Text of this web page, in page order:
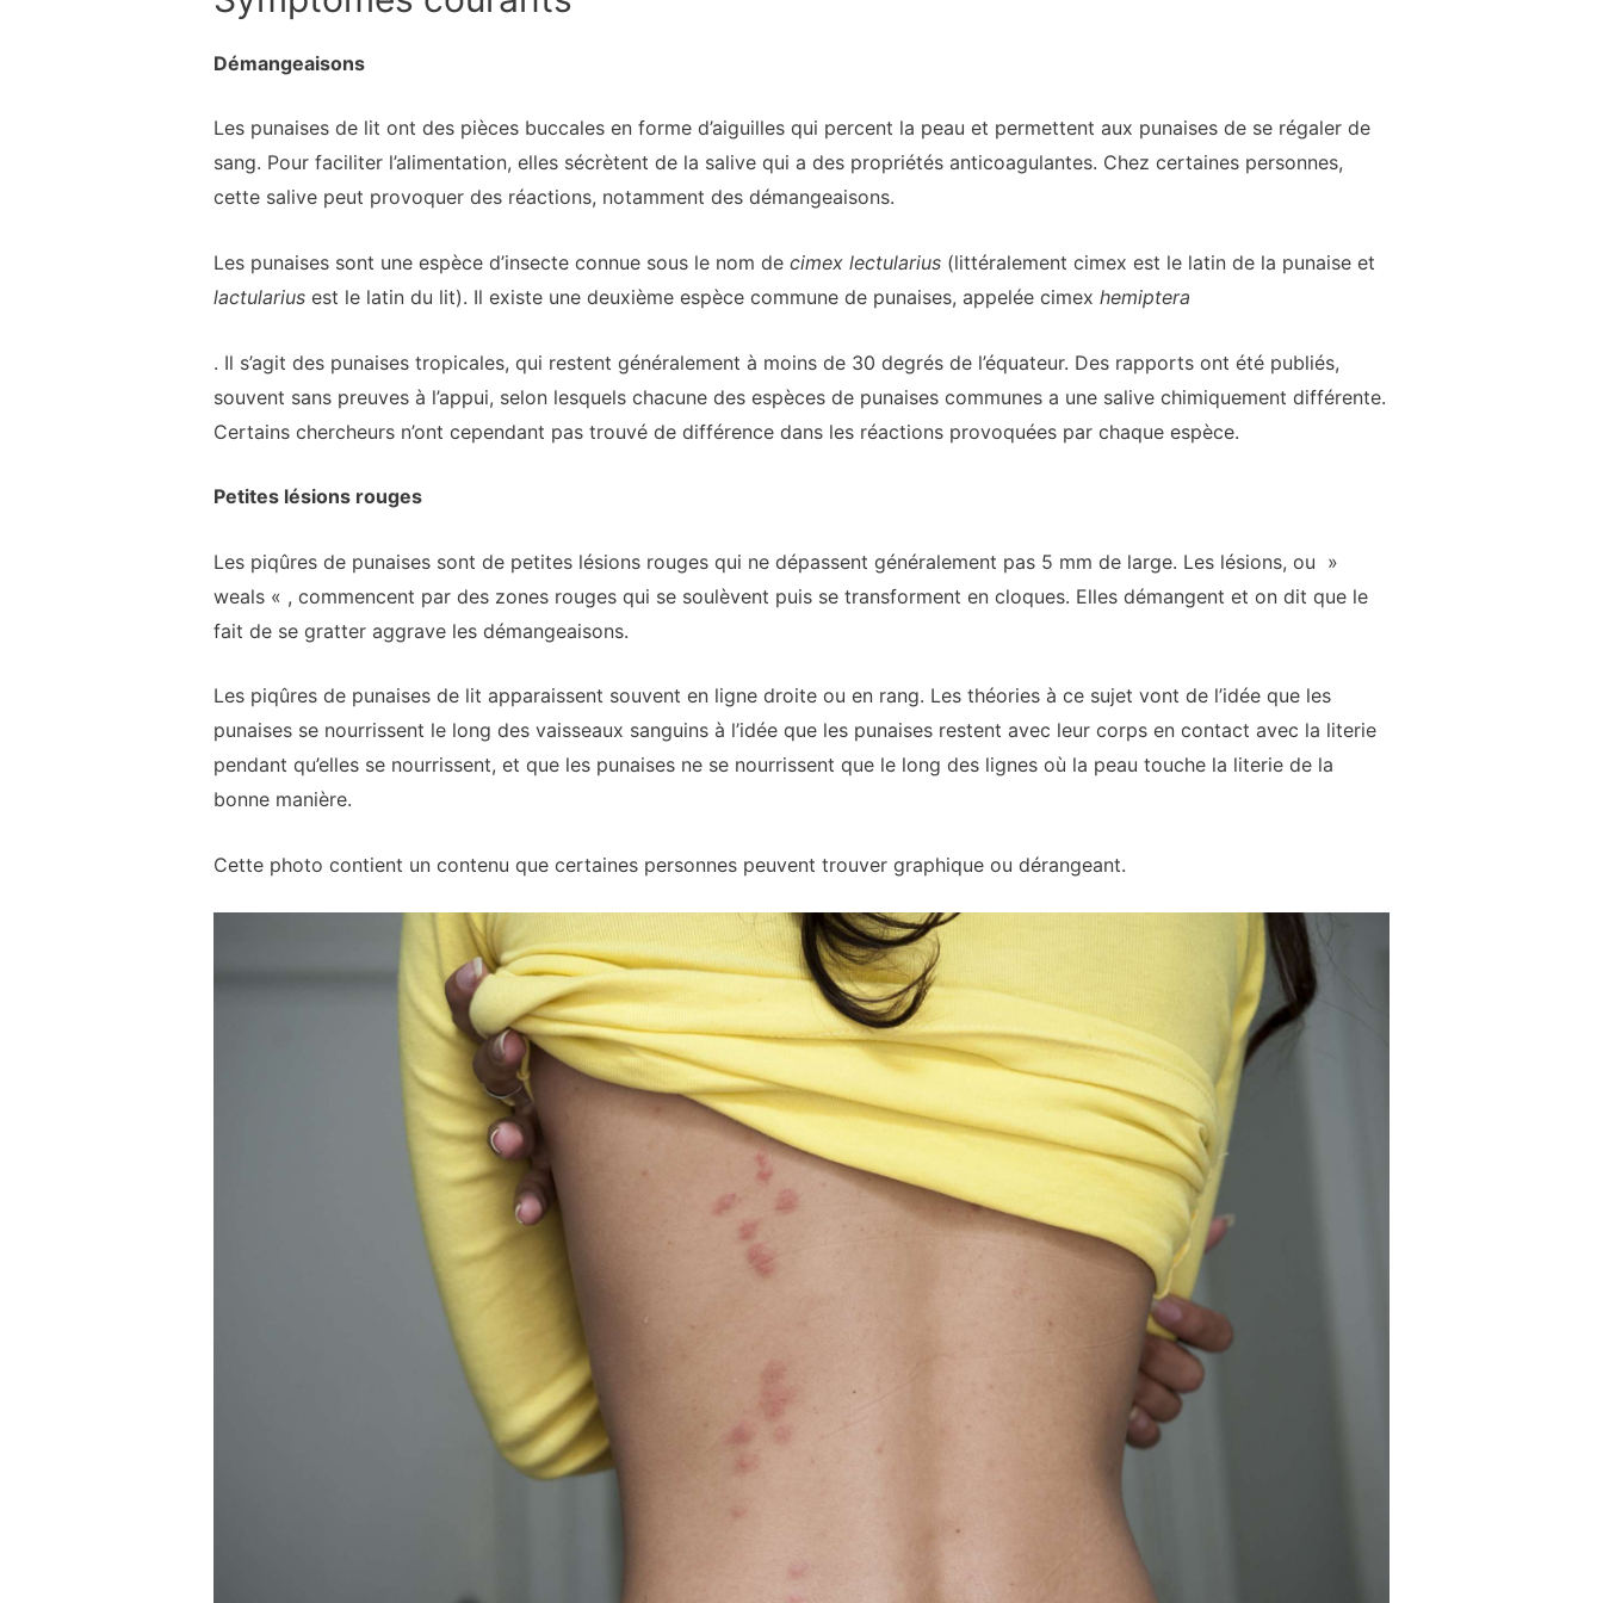
Démangeaisons
Les punaises de lit ont des pièces buccales en forme d’aiguilles qui percent la peau et permettent aux punaises de se régaler de
sang. Pour faciliter l’alimentation, elles sécrètent de la salive qui a des propriétés anticoagulantes. Chez certaines personnes,
cette salive peut provoquer des réactions, notamment des démangeaisons.
Les punaises sont une espèce d’insecte connue sous le nom de cimex lectularius (littéralement cimex est le latin de la punaise et
lactulariusest le latin du lit). Il existe une deuxième espèce commune de punaises, appelée cimex hemiptera
. Il s’agit des punaises tropicales, qui restent généralement à moins de 30 degrés de l’équateur. Des rapports ont été publiés,
souvent sans preuves à l’appui, selon lesquels chacune des espèces de punaises communes a une salive chimiquement différente.
Certains chercheurs n’ont cependant pas trouvé de différence dans les réactions provoquées par chaque espèce.
Petites lésions rouges
Les piqûres de punaises sont de petites lésions rouges qui ne dépassent généralement pas 5 mm de large. Les lésions, ou »
weals « , commencent par des zones rouges qui se soulèvent puis se transforment en cloques. Elles démangent et on dit que le
fait de se gratter aggrave les démangeaisons.
Les piqûres de punaises de lit apparaissent souvent en ligne droite ou en rang. Les théories à ce sujet vont de l’idée que les
punaises se nourrissent le long des vaisseaux sanguins à l’idée que les punaises restent avec leur corps en contact avec la literie
pendant qu’elles se nourrissent, et que les punaises ne se nourrissent que le long des lignes où la peau touche la literie de la
bonne manière.
Cette photo contient un contenu que certaines personnes peuvent trouver graphique ou dérangeant.